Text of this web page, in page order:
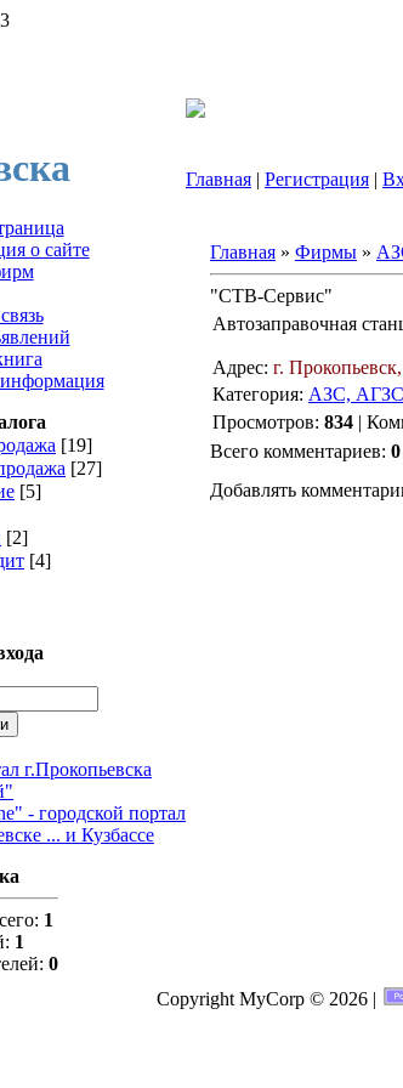
Главная | Регистрация |
о сайте
[19]
[27]
[5]
[2]
[4]
г.Прокопьевска
- городской портал
... и Кузбассе
1
1
0
Главная » Фирмы »
"СТВ-Сервис"
Автозаправочная
Адрес: г.
Категория: АЗС, АГЗС
Просмотров: 834 |
Всего комментариев: 0
Добавлять
Copyright MyCorp © 2026 |